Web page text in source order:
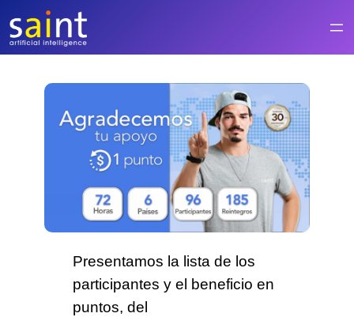
contenido
Presentamos la lista de los
participantes y el beneficio en
puntos, del